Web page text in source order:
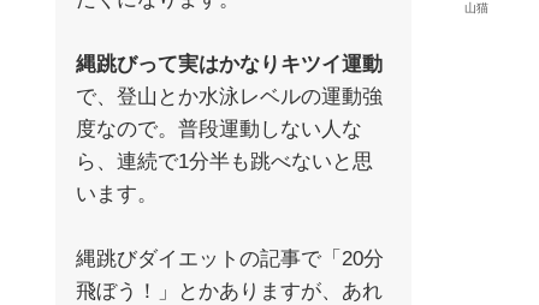
山猫
縄跳びって実はかなりキツイ運動
で、登山とか水泳レベルの運動強
度なので。普段運動しない人な
ら、連続で1分半も跳べないと思
います。
縄跳びダイエットの記事で「20分
飛ぼう！」とかありますが、あれ